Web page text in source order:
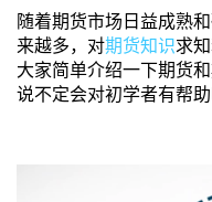
随着期货市场日益成熟
来越多，对期货知识求
大家简单介绍一下期货
说不定会对初学者有帮助